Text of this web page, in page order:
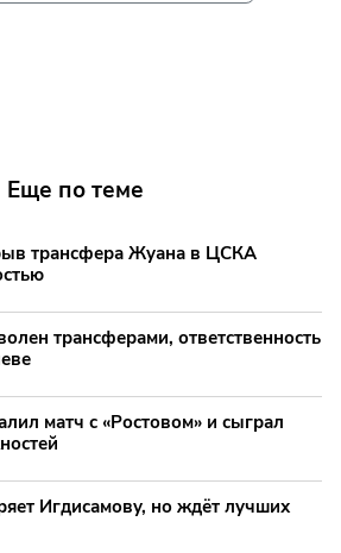
Еще по теме
трансфера Жуана в ЦСКА
трансферами, ответственность
матч с «Ростовом» и сыграл
Игдисамову, но ждёт лучших